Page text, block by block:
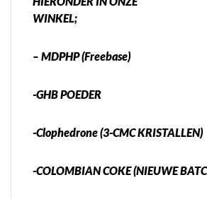
WINKEL;
– MDPHP (Freebase)
-GHB POEDER
-Clophedrone (3-CMC KRISTALLEN)
-COLOMBIAN COKE (NIEUWE